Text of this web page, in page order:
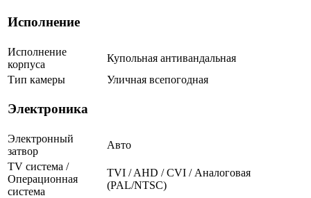
Исполнение
Исполнение
корпуса
Купольная антивандальная
Тип камеры
Уличная всепогодная
Электроника
Электронный
затвор
Авто
TV система /
Операционная
система
TVI / AHD / CVI / Аналоговая
(PAL/NTSC)